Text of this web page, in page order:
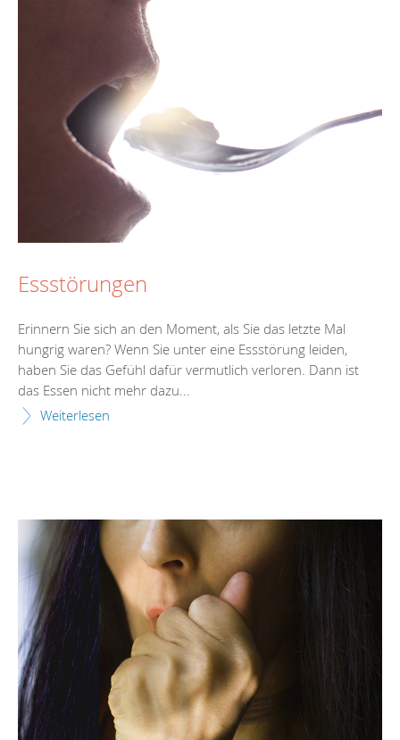
Essstörungen
Erinnern Sie sich an den Moment, als Sie das letzte Mal
hungrig waren? Wenn Sie unter eine Essstörung leiden,
haben Sie das Gefühl dafür vermutlich verloren. Dann ist
das Essen nicht mehr dazu...
Weiterlesen